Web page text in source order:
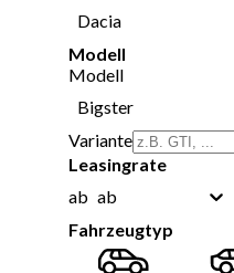
Dacia
Modell
Modell
Bigster
Variante
Leasingrate
ab ab
Fahrzeugtyp